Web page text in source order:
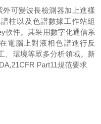
可變波長檢測器加上進樣
柱以及色譜數據工作站組
軟件。其采用數字化通信系
電腦上對液相色譜進行反
、環境等眾多分析領域。新
Part11規范要求